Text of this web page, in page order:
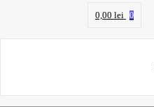
0,00 lei 0